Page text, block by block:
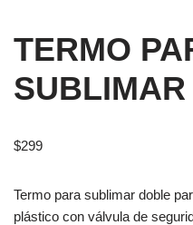
TERMO
$299
Termo para sublimar doble
plástico con válvula de